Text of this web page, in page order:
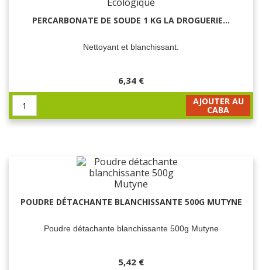
PERCARBONATE DE SOUDE 1 KG LA DROGUERIE...
Nettoyant et blanchissant.
6,34 €
AJOUTER AU
CABA
POUDRE DÉTACHANTE BLANCHISSANTE 500G MUTYNE
Poudre détachante blanchissante 500g Mutyne
5,42 €